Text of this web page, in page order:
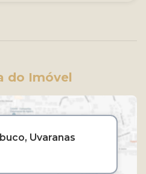
do Imóvel
Uvaranas